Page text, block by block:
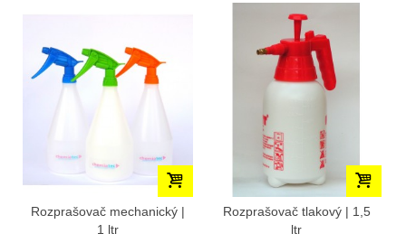
Rozprašovač mechanický |
1 ltr
Rozprašovač tlakový | 1,5
ltr